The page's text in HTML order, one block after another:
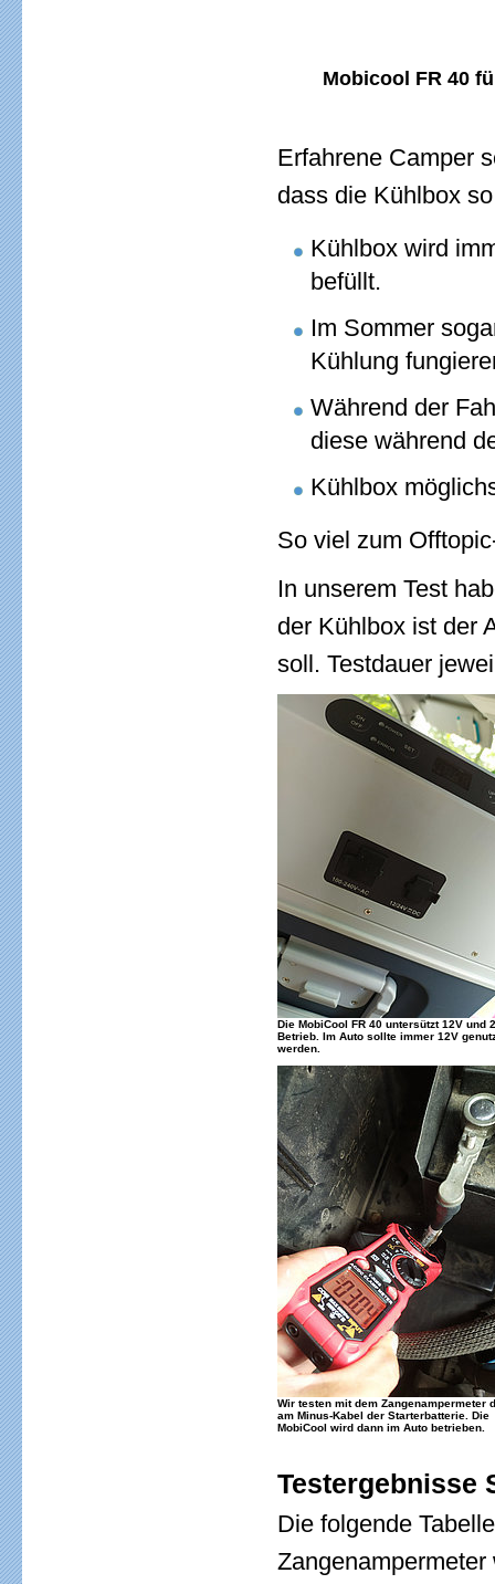
Mobicool FR 40
Erfahrene Camper
dass die Kühlbox
Kühlbox wird
befüllt.
Im Sommer
Kühlung
Während der
diese während
Kühlbox
So viel zum
In unserem Test
der Kühlbox ist der
soll. Testdauer
Die MobiCool FR 40 untersützt 12V und
Betrieb. Im Auto sollte immer 12V
werden.
Wir testen mit dem Zangenampermeter
am Minus-Kabel der Starterbatterie. Die
MobiCool wird dann im Auto betrieben.
Testergebnisse
Die folgende